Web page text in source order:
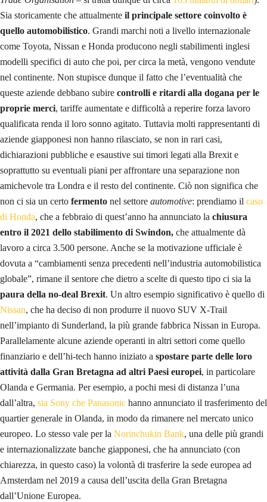
Sia storicamente che attualmente il principale settore coinvolto è
quello automobilistico. Grandi marchi noti a livello internazionale
come Toyota, Nissan e Honda producono negli stabilimenti inglesi
modelli specifici di auto che poi, per circa la metà, vengono vendute
nel continente. Non stupisce dunque il fatto che l’eventualità che
queste aziende debbano subire controlli e ritardi alla dogana per le
proprie merci, tariffe aumentate e difficoltà a reperire forza lavoro
qualificata renda il loro sonno agitato. Tuttavia molti rappresentanti di
aziende giapponesi non hanno rilasciato, se non in rari casi,
dichiarazioni pubbliche e esaustive sui timori legati alla Brexit e
soprattutto su eventuali piani per affrontare una separazione non
amichevole tra Londra e il resto del continente. Ciò non significa che
non ci sia un certo fermento nel settore automotive: prendiamo il caso
di Honda, che a febbraio di quest’anno ha annunciato la chiusura
entro il 2021 dello stabilimento di Swindon, che attualmente dà
lavoro a circa 3.500 persone. Anche se la motivazione ufficiale è
dovuta a “cambiamenti senza precedenti nell’industria automobilistica
globale”, rimane il sentore che dietro a scelte di questo tipo ci sia la
paura della no-deal Brexit. Un altro esempio significativo è quello di
Nissan, che ha deciso di non produrre il nuovo SUV X-Trail
nell’impianto di Sunderland, la più grande fabbrica Nissan in Europa.
Parallelamente alcune aziende operanti in altri settori come quello
finanziario e dell’hi-tech hanno iniziato a spostare parte delle loro
attività dalla Gran Bretagna ad altri Paesi europei, in particolare
Olanda e Germania. Per esempio, a pochi mesi di distanza l’una
dall’altra, sia Sony che Panasonic hanno annunciato il trasferimento del
quartier generale in Olanda, in modo da rimanere nel mercato unico
europeo. Lo stesso vale per la Norinchukin Bank, una delle più grandi
e internazionalizzate banche giapponesi, che ha annunciato (con
chiarezza, in questo caso) la volontà di trasferire la sede europea ad
Amsterdam nel 2019 a causa dell’uscita della Gran Bretagna
dall’Unione Europea.